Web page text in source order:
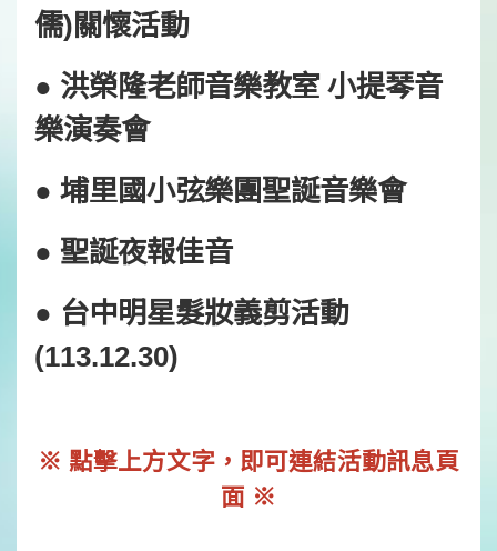
儒)關懷活動
● 洪榮隆老師音樂教室 小提琴音
樂演奏會
● 埔里國小弦樂團聖誕音樂會
● 聖誕夜報佳音
● 台中明星髮妝義剪活動
(113.12.30)
※ 點擊上方文字，即可連結活動訊息頁
面 ※